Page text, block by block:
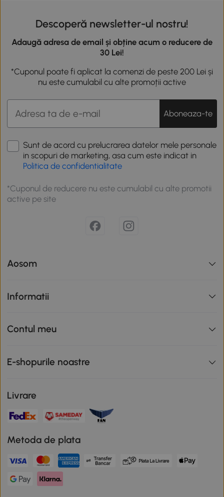
Descoperă newsletter-ul nostru!
Adaugă adresa de email și obține acum o reducere de
30 Lei!
*Cuponul poate fi aplicat la comenzi de peste 200 Lei și
nu este cumulabil cu alte promoții active
Aboneaza-te
Sunt de acord cu prelucrarea datelor mele personale
in scopuri de marketing, asa cum este indicat in
Politica de confidentialitate
*Cuponul de reducere nu este cumulabil cu alte promotii
active pe site
Aosom
Informatii
Contul meu
E-shopurile noastre
Livrare
Metoda de plata